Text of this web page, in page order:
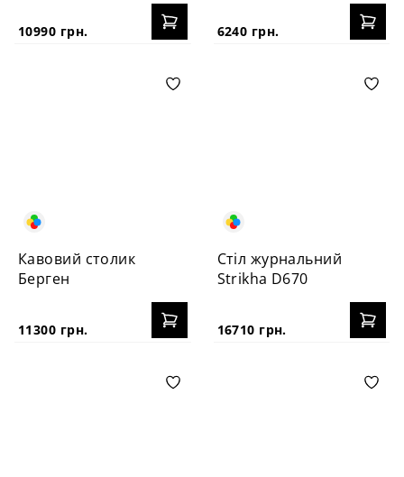
10990 грн. 6240 грн.
Кавовий столик
Берген
11300 грн.
Стіл журнальний
Strikha D670
16710 грн.